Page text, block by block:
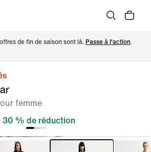
de fin de saison sont là. Passe à l'action.
femme
30 % de réduction